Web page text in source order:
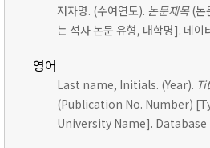
저자명. (수여연도). 논문제목(논
는 석사 논문 유형, 대학명]. 데이
영어
Last name, Initials. (Year).
(Publication No. Number)
University Name]. Database